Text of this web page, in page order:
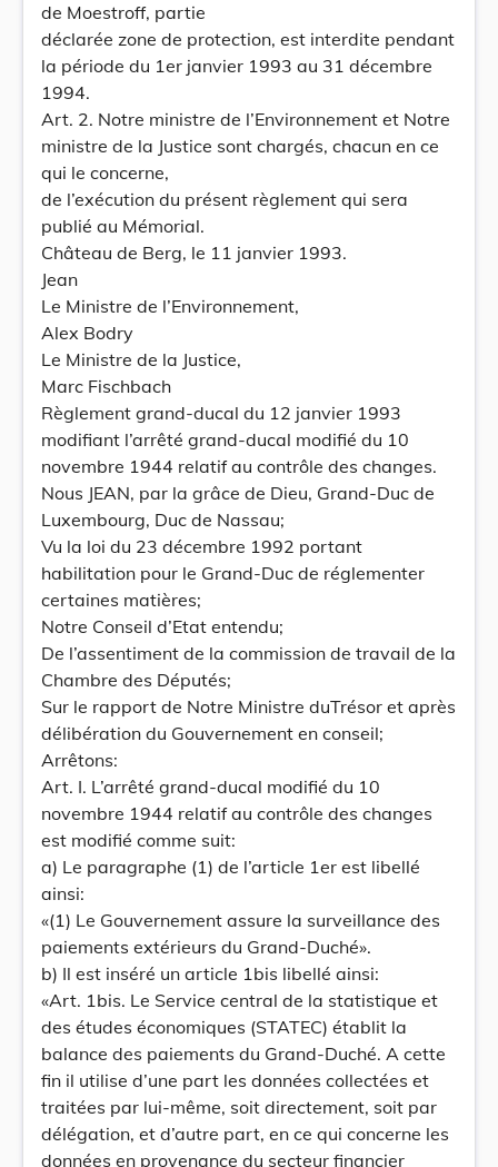
de Moestroff, partie
déclarée zone de protection, est interdite pendant
la période du 1er janvier 1993 au 31 décembre
1994.
Art. 2. Notre ministre de l’Environnement et Notre
ministre de la Justice sont chargés, chacun en ce
qui le concerne,
de l’exécution du présent règlement qui sera
publié au Mémorial.
Château de Berg, le 11 janvier 1993.
Jean
Le Ministre de l’Environnement,
Alex Bodry
Le Ministre de la Justice,
Marc Fischbach
Règlement grand-ducal du 12 janvier 1993
modifiant l’arrêté grand-ducal modifié du 10
novembre 1944 relatif au contrôle des changes.
Nous JEAN, par la grâce de Dieu, Grand-Duc de
Luxembourg, Duc de Nassau;
Vu la loi du 23 décembre 1992 portant
habilitation pour le Grand-Duc de réglementer
certaines matières;
Notre Conseil d’Etat entendu;
De l’assentiment de la commission de travail de la
Chambre des Députés;
Sur le rapport de Notre Ministre duTrésor et après
délibération du Gouvernement en conseil;
Arrêtons:
Art. I. L’arrêté grand-ducal modifié du 10
novembre 1944 relatif au contrôle des changes
est modifié comme suit:
a) Le paragraphe (1) de l’article 1er est libellé
ainsi:
«(1) Le Gouvernement assure la surveillance des
paiements extérieurs du Grand-Duché».
b) Il est inséré un article 1bis libellé ainsi:
«Art. 1bis. Le Service central de la statistique et
des études économiques (STATEC) établit la
balance des paiements du Grand-Duché. A cette
fin il utilise d’une part les données collectées et
traitées par lui-même, soit directement, soit par
délégation, et d’autre part, en ce qui concerne les
données en provenance du secteur financier